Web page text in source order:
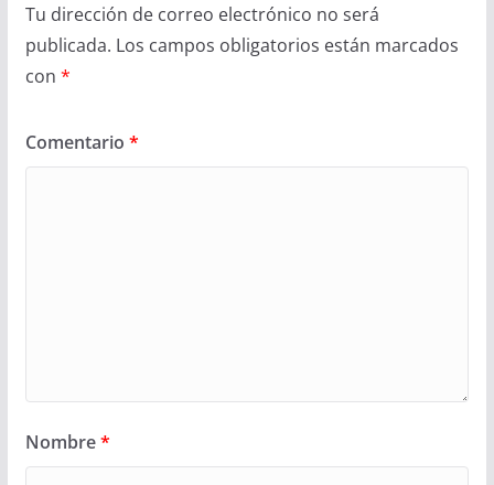
Tu dirección de correo electrónico no será
publicada. Los campos obligatorios están marcados
con *
Comentario *
Nombre*